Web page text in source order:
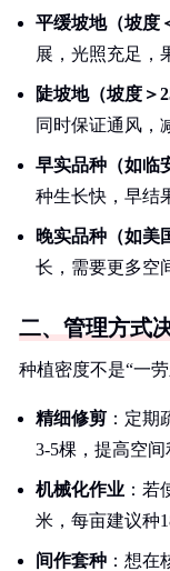
平缓坡地（坡度
展，光照充足，
陡坡地（坡度＞
同时保证通风，
早实品种（如临
种生长快，早结
晚实品种（如美
长，需要更多空
二、管理方式
种植密度不是“一
精细修剪 ：定期
3-5棵，提高空间
机械化作业 ：若
米，每亩建议种
间作套种 ：想